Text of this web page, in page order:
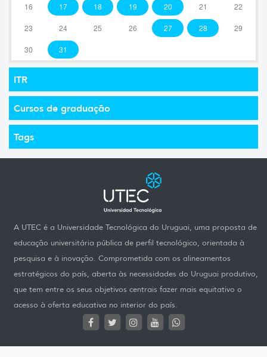
16 17 18 19 20 21 22
23 24 25 26 27 28 29
30 31
ITR
Cursos de graduação
Tags
A UTEC é a Universidade Tecnológica do Uruguai, uma proposta de
educação universitária pública de perfil tecnológico, orientada à
pesquisa e à inovação. Comprometida com os alineamentos
estratégicos do país, aberta às necessidades do Uruguai produtivo,
que tem entre os seus objetivos centrais fazer mais equitativo o
acesso à oferta educativa no interior do país.